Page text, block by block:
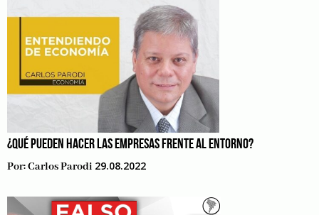
¿QUÉ PUEDEN HACER LAS EMPRESAS FRENTE AL ENTORNO?
Por:Carlos Parodi 29.08.2022